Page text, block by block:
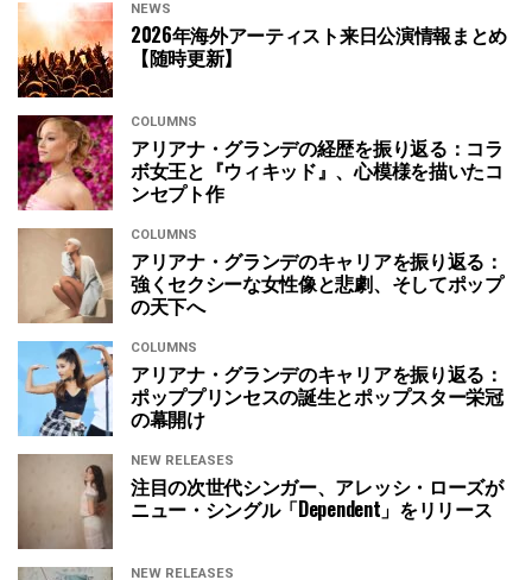
NEWS
2026年海外アーティスト来日公演情報まとめ
【随時更新】
COLUMNS
アリアナ・グランデの経歴を振り返る：コラ
ボ女王と『ウィキッド』、心模様を描いたコ
ンセプト作
COLUMNS
アリアナ・グランデのキャリアを振り返る：
強くセクシーな女性像と悲劇、そしてポップ
の天下へ
COLUMNS
アリアナ・グランデのキャリアを振り返る：
ポッププリンセスの誕生とポップスター栄冠
の幕開け
NEW RELEASES
注目の次世代シンガー、アレッシ・ローズが
ニュー・シングル「Dependent」をリリース
NEW RELEASES